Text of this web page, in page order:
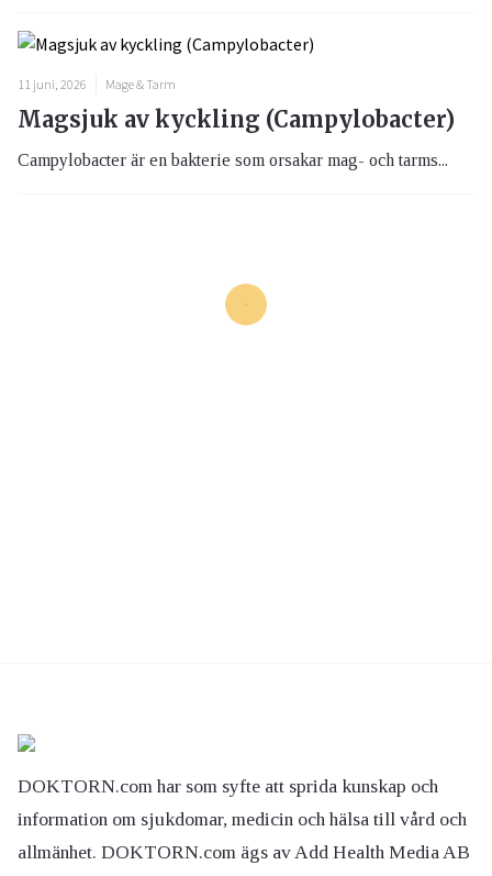
11 juni, 2026 Mage & Tarm
Magsjuk av kyckling (Campylobacter)
Campylobacter är en bakterie som orsakar mag- och tarms...
DOKTORN.com har som syfte att sprida kunskap och
information om sjukdomar, medicin och hälsa till vård och
allmänhet. DOKTORN.com ägs av Add Health Media AB